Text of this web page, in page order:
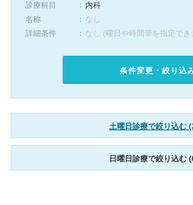
診療科目
内科
名称
なし
詳細条件
なし (曜日や時間帯を指定でき
条件変更・絞り込
土曜日診療で絞り込む
日曜日診療で絞り込む